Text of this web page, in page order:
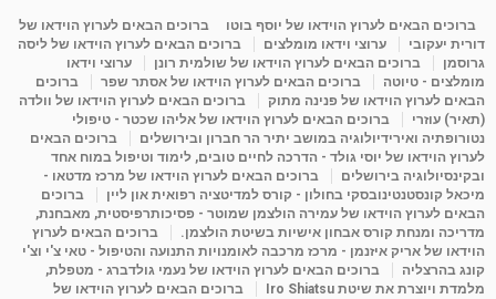
ברוכים הבאים לערוץ הוידאו של יוסף בוטו
ברוכים הבאים לערוץ הוידאו של
דורית יעקובי
ערוצי וידאו מומלצים
ברוכים הבאים לערוץ הוידאו של ליסה
גרוסמן
ברוכים הבאים לערוץ הוידאו של שולמית רונן
ערוצי וידאו
מומלצים - טיוטה
ברוכים הבאים לערוץ הוידאו של אסתר שפר
ברוכים
הבאים לערוץ הוידאו של פנינה מתוק
ברוכים הבאים לערוץ הוידאו של וולדה
(תאיר) עוזרי
ברוכים הבאים לערוץ הוידאו של אליהו שכטר - טיפולי
נטורופתיה ואירידיולוגיה במושב יתיר הר חברון ובירושלים
ברוכים הבאים
לערוץ הוידאו של יוסי גולד - הדרכה לחיים טובים, לימוד וטיפול במוח אחד
ובקינסיולוגיה בירושלים
ברוכים הבאים לערוץ הוידאו של מרכז מדטאו -
מיכאל קונסטנטינובסקי בחולון - קורס למדיטציה רפואית און ליין
ברוכים
הבאים לערוץ הוידאו של עמירה הולצמן שמוטר - פסיכותרפיסטית, מאבחנת,
מדריכה ומנחת קורס אבחון אישיות בשיטת הולצמן.
ברוכים הבאים לערוץ
הוידאו של אריק איזנמן - מרכז מרכבה לאומנויות התנועה והטיפול - טאי צ'י וצ'י
קונג בהרצליה
ברוכים הבאים לערוץ הוידאו של נעמי גולדברג - מטפלת,
מלמדת ויוצרת את שיטת Iro Shiatsu
ברוכים הבאים לערוץ הוידאו של